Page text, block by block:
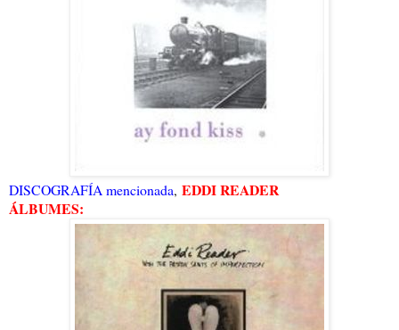
DISCOGRAFÍA mencionada, EDDI READER
ÁLBUMES: